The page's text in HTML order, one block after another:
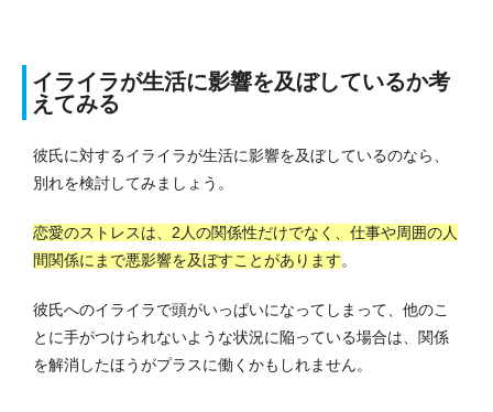
イライラが生活に影響を及ぼしているか考
えてみる
彼氏に対するイライラが生活に影響を及ぼしているのなら、
別れを検討してみましょう。
恋愛のストレスは、2人の関係性だけでなく、仕事や周囲の人
間関係にまで悪影響を及ぼすことがあります。
彼氏へのイライラで頭がいっぱいになってしまって、他のこ
とに手がつけられないような状況に陥っている場合は、関係
を解消したほうがプラスに働くかもしれません。